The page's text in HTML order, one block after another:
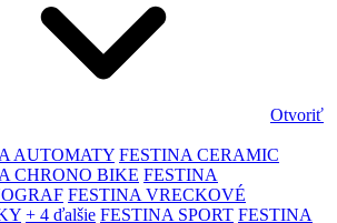
Otvoriť
AUTOMATY FESTINA CERAMIC
CHRONO BIKE FESTINA
FESTINA VRECKOVÉ
+ 4 ďalšie FESTINA SPORT FESTINA